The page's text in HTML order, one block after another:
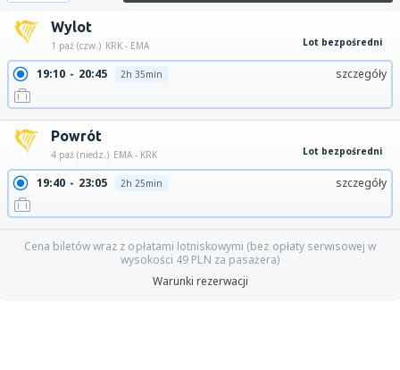
Wylot
1 paź (czw.) KRK - EMA Lot bezpośredni
19:10 20:45 2h 35min szczegóły
Powrót
4 paź (niedz.) EMA - KRK Lot bezpośredni
19:40 23:05 2h 25min szczegóły
Cena biletów wraz z opłatami lotniskowymi (bez opłaty serwisowej w
wysokości 49 PLN za pasażera)
Warunki rezerwacji